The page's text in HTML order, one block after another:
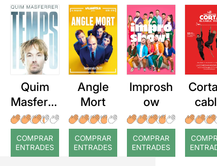
Quim
Masferre
r: Temps
COMPRAR
ENTRADES
Angle
Mort
COMPRAR
ENTRADES
Improsh
ow
COMPRAR
ENTRADES